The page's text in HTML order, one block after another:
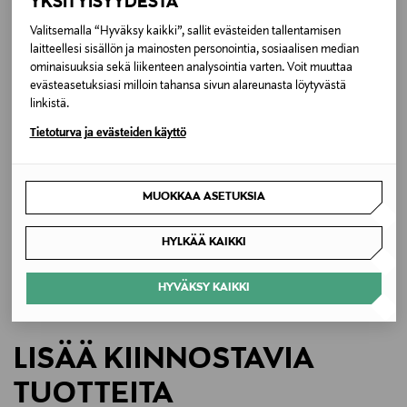
Valitsemalla “Hyväksy kaikki”, sallit evästeiden tallentamisen
laitteellesi sisällön ja mainosten personointia, sosiaalisen median
ominaisuuksia sekä liikenteen analysointia varten. Voit muuttaa
evästeasetuksiasi milloin tahansa sivun alareunasta löytyvästä
linkistä.
Tietoturva ja evästeiden käyttö
MUOKKAA ASETUKSIA
HYLKÄÄ KAIKKI
HYVÄKSY KAIKKI
Hoito-ohjeet
Pyyhi puhtaaksi kostealla liinalla
Väri
9947 DINO HARMONY
Valmistajan tuotenumero
Valmistaja
Molo A/S
Valmistajan osoite
CALVIN KLEIN KIDS
LISÄÄ KIINNOSTAVIA
TUOTTEITA